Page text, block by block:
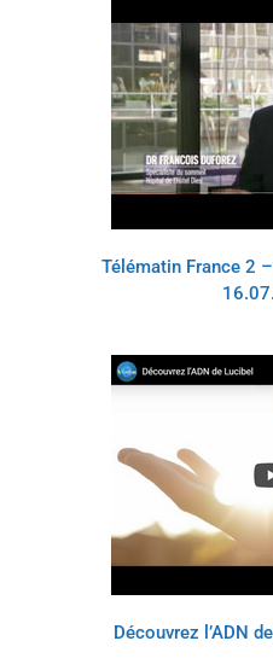
Télématin France 2
Découvrez l’ADN